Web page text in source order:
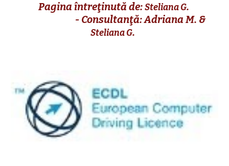
Pagina întreţinută de:Steliana G.
- Consultanţă: Adriana M. &
Steliana G.